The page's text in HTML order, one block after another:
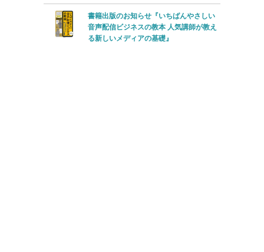
書籍出版のお知らせ『いちばんやさしい
音声配信ビジネスの教本 人気講師が教え
る新しいメディアの基礎』